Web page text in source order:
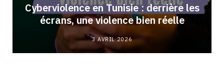
Cyberviolence en Tunisie : derrière les
écrans, une violence bien réelle
3 AVRIL 2026